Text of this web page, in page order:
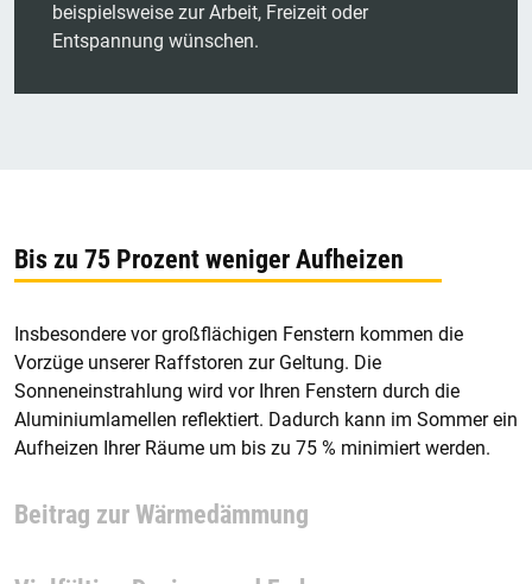
beispielsweise zur Arbeit, Freizeit oder
Entspannung wünschen.
Bis zu 75 Prozent weniger Aufheizen
Insbesondere vor großflächigen Fenstern kommen die
Vorzüge unserer Raffstoren zur Geltung. Die
Sonneneinstrahlung wird vor Ihren Fenstern durch die
Aluminiumlamellen reflektiert. Dadurch kann im Sommer ein
Aufheizen Ihrer Räume um bis zu 75 % minimiert werden.
Beitrag zur Wärmedämmung